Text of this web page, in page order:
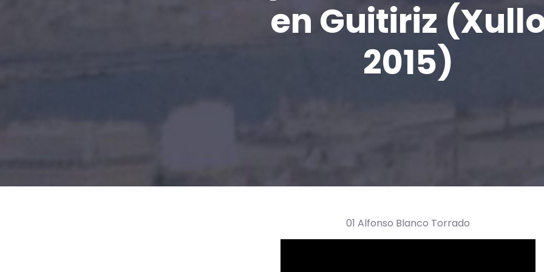
en Guitiriz
2015)
01 Alfonso Blanco Torrado